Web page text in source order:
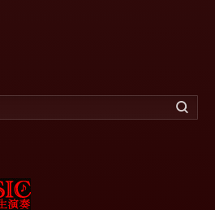
索